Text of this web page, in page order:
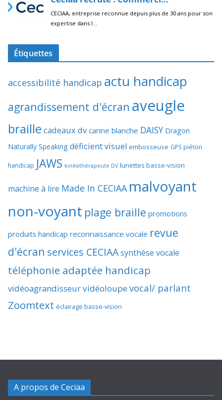
Étiquettes
accessibilité handicap actu handicap
agrandissement d'écran aveugle
braille cadeaux dv canne blanche DAISY Dragon
Naturally Speaking déficient visuel embosseuse GPS piéton
handicap JAWS kinésithérapeute DV lunettes basse-vision
machine à lire Made In CECIAA malvoyant
non-voyant plage braille promotions
produits handicap reconnaissance vocale revue
d'écran services CECIAAsynthèse vocale
téléphonie adaptée handicap
vidéoagrandisseurvidéoloupevocal/ parlant
Zoomtext éclairage basse-vision
A propos de Ceciaa